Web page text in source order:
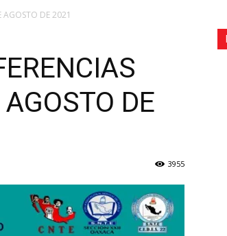
Comunicación
AGOSTO DE 2021
DE
3955